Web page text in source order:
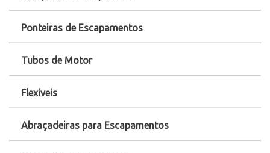
Ponteiras de Escapamentos
Tubos de Motor
Flexíveis
Abraçadeiras para Escapamentos